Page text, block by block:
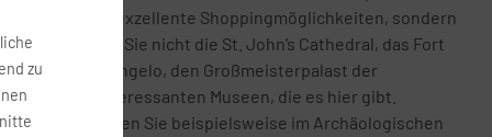
zahlreiche exzellente Shoppingmöglichkeiten, sondern
Verpassen Sie nicht die St. John’s Cathedral, das Fort
alte Fort St Angelo, den Großmeisterpalast der
die hochinteressanten Museen, die es hier gibt.
erfahren Sie beispielsweise im Archäologischen
zu